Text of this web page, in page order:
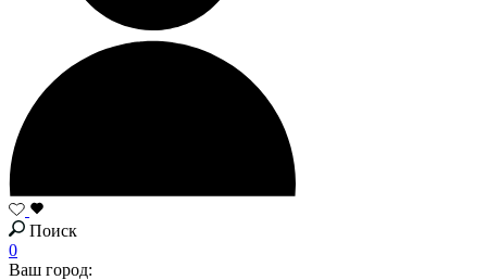
Поиск
0
Ваш город: